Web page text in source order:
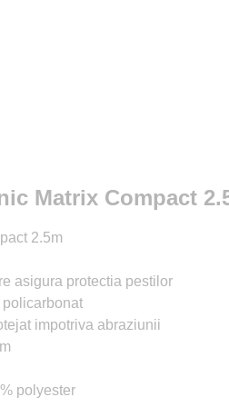
Matrix Compact
2.5m
asigura protectia pestilor
impotriva abraziunii
polyester